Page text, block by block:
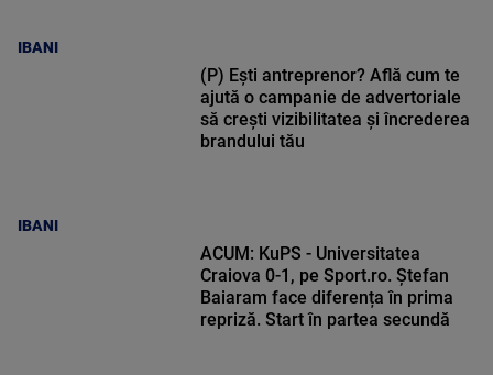
IBANI
IBANI
(P) Ești antreprenor? Află cum te
ajută o campanie de advertoriale
să crești vizibilitatea și încrederea
brandului tău
ACUM: KuPS - Universitatea
Craiova 0-1, pe Sport.ro. Ștefan
Baiaram face diferența în prima
repriză. Start în partea secundă